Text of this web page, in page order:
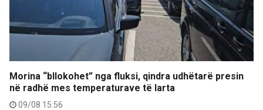
Morina “bllokohet” nga fluksi, qindra udhëtarë presin
në radhë mes temperaturave të larta
09/08 15:56